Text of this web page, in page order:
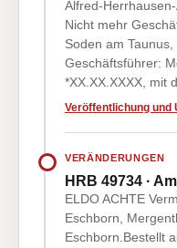
Alfred-
Nicht mehr
Soden am
Geschäftsführer:
*XX.XX.XXXX, mit
Veröffentlichung und
VERÄNDERUNGEN
HRB 49734 ·
ELDO ACHTE
Eschborn,
Eschborn.Bestellt